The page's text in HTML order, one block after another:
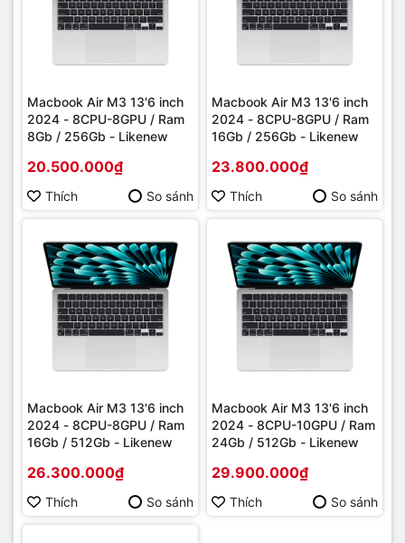
Macbook Air M3 13'6 inch
2024 - 8CPU-8GPU / Ram
8Gb / 256Gb - Likenew
20.500.000₫
Thích So sánh
Macbook Air M3 13'6 inch
2024 - 8CPU-8GPU / Ram
16Gb / 256Gb - Likenew
23.800.000₫
Thích So sánh
Macbook Air M3 13'6 inch
2024 - 8CPU-8GPU / Ram
16Gb / 512Gb - Likenew
26.300.000₫
Thích So sánh
Macbook Air M3 13'6 inch
2024 - 8CPU-10GPU / Ram
24Gb / 512Gb - Likenew
29.900.000₫
Thích So sánh